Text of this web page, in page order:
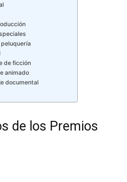
de ficción
animado
documental
de los Premios